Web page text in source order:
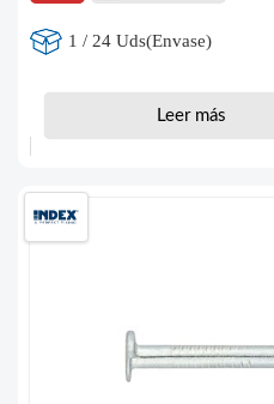
1 / 24 Uds(Envase)
Leer más